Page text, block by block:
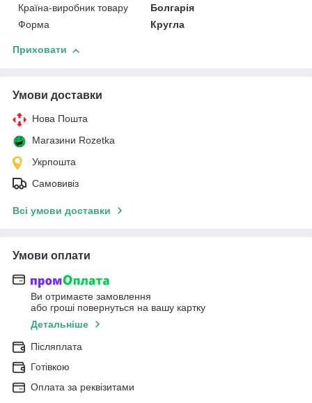
Країна-виробник товару
Болгарія
Форма
Кругла
Приховати
Умови доставки
Нова Пошта
Магазини Rozetka
Укрпошта
Самовивіз
Всі умови доставки
Умови оплати
Ви отримаєте замовлення
або гроші повернуться на вашу картку
Детальніше
Післяплата
Готівкою
Оплата за реквізитами